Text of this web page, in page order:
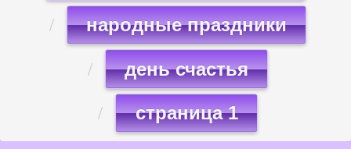
народные праздники
день счастья
страница 1